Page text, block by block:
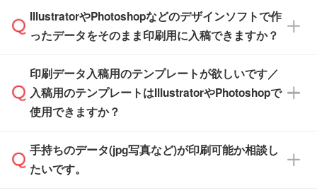
品が決まりましたらお早めのご発注をお願いい
たします。
※土日祝日を除く営業日換算です。
※沖縄・離島は追加日数がかかります。
※化粧箱から白箱への入れ替えや、オリジナル
箱の作成は原則承っておりません。
無料の「デザインシミュレーター」を使えば、
PCやスマホから簡単にデザインを作成できま
ザインソフトがなくても安心です。
また、「データ作成サービス
せいただければ、弊社にて無料でデザインデー
タを1点作成いたします。
IllustratorやPhotoshopなどのデザインソフトで作
ったデータをそのまま印刷用に入稿できますか？
IllustratorやPhotoshop、CLIP STUDIOなどのデ
ザインソフトでこだわりのデザインを作成した
い方は、完全データ入稿
積・ご注文フォームにアップロードしてご入稿
ください。
印刷データ入稿用のテンプレートが欲しいです／
入稿用のテンプレートはIllustratorやPhotoshopで
使用できますか？
一部商品は入稿用テンプレートのご用意があり
ます。各商品ページの『印刷方法・テンプレー
手持ちのデータ(jpg写真など)が印刷可能か相談し
たいです。